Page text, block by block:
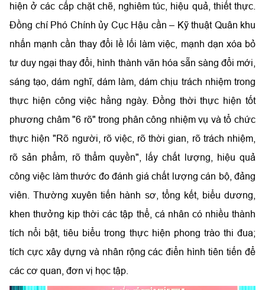
hiện ở các cấp chặt chẽ, nghiêm túc, hiệu quả, thiết thực.
Đồng chí Phó Chính ủy Cục Hậu cần – Kỹ thuật Quân khu
nhấn mạnh cần thay đổi lề lối làm việc, mạnh dạn xóa bỏ
tư duy ngại thay đổi, hình thành văn hóa sẵn sàng đổi mới,
sáng tạo, dám nghĩ, dám làm, dám chịu trách nhiệm trong
thực hiện công việc hằng ngày. Đồng thời thực hiện tốt
phương châm "6 rõ" trong phân công nhiệm vụ và tổ chức
thực hiện "Rõ người, rõ việc, rõ thời gian, rõ trách nhiệm,
rõ sản phẩm, rõ thẩm quyền", lấy chất lượng, hiệu quả
công việc làm thước đo đánh giá chất lượng cán bộ, đảng
viên. Thường xuyên tiến hành sơ, tổng kết, biểu dương,
khen thưởng kịp thời các tập thể, cá nhân có nhiều thành
tích nổi bật, tiêu biểu trong thực hiện phong trào thi đua;
tích cực xây dựng và nhân rộng các điển hình tiên tiến để
các cơ quan, đơn vị học tập.